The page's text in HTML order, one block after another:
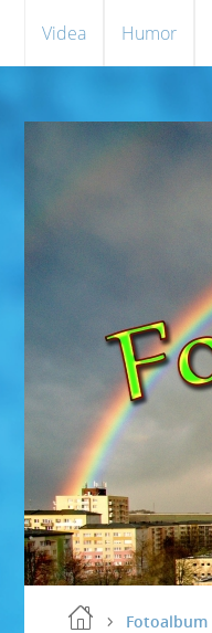
Videa Humor
Fotoalbum